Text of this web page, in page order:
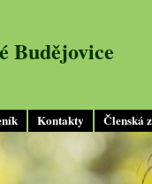
Kontakty Členská
Budějovice